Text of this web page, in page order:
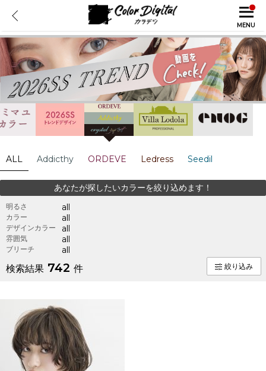
MENU
ALL Addicthy ORDEVE Ledress Seedil
あなたが探したいカラーを絞り込めます！
明るさ all
カラー all
デザインカラー all
雰囲気 all
ブリーチ all
検索結果 742 件 絞り込み